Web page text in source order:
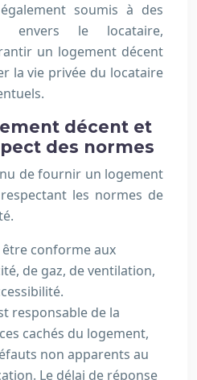
soumis à des
envers le locataire,
un logement décent
la vie privée du locataire
décent et
des normes
de fournir un logement
les normes de
conforme aux
de gaz, de ventilation,
responsable de la
cachés du logement,
non apparents au
Le délai de réponse